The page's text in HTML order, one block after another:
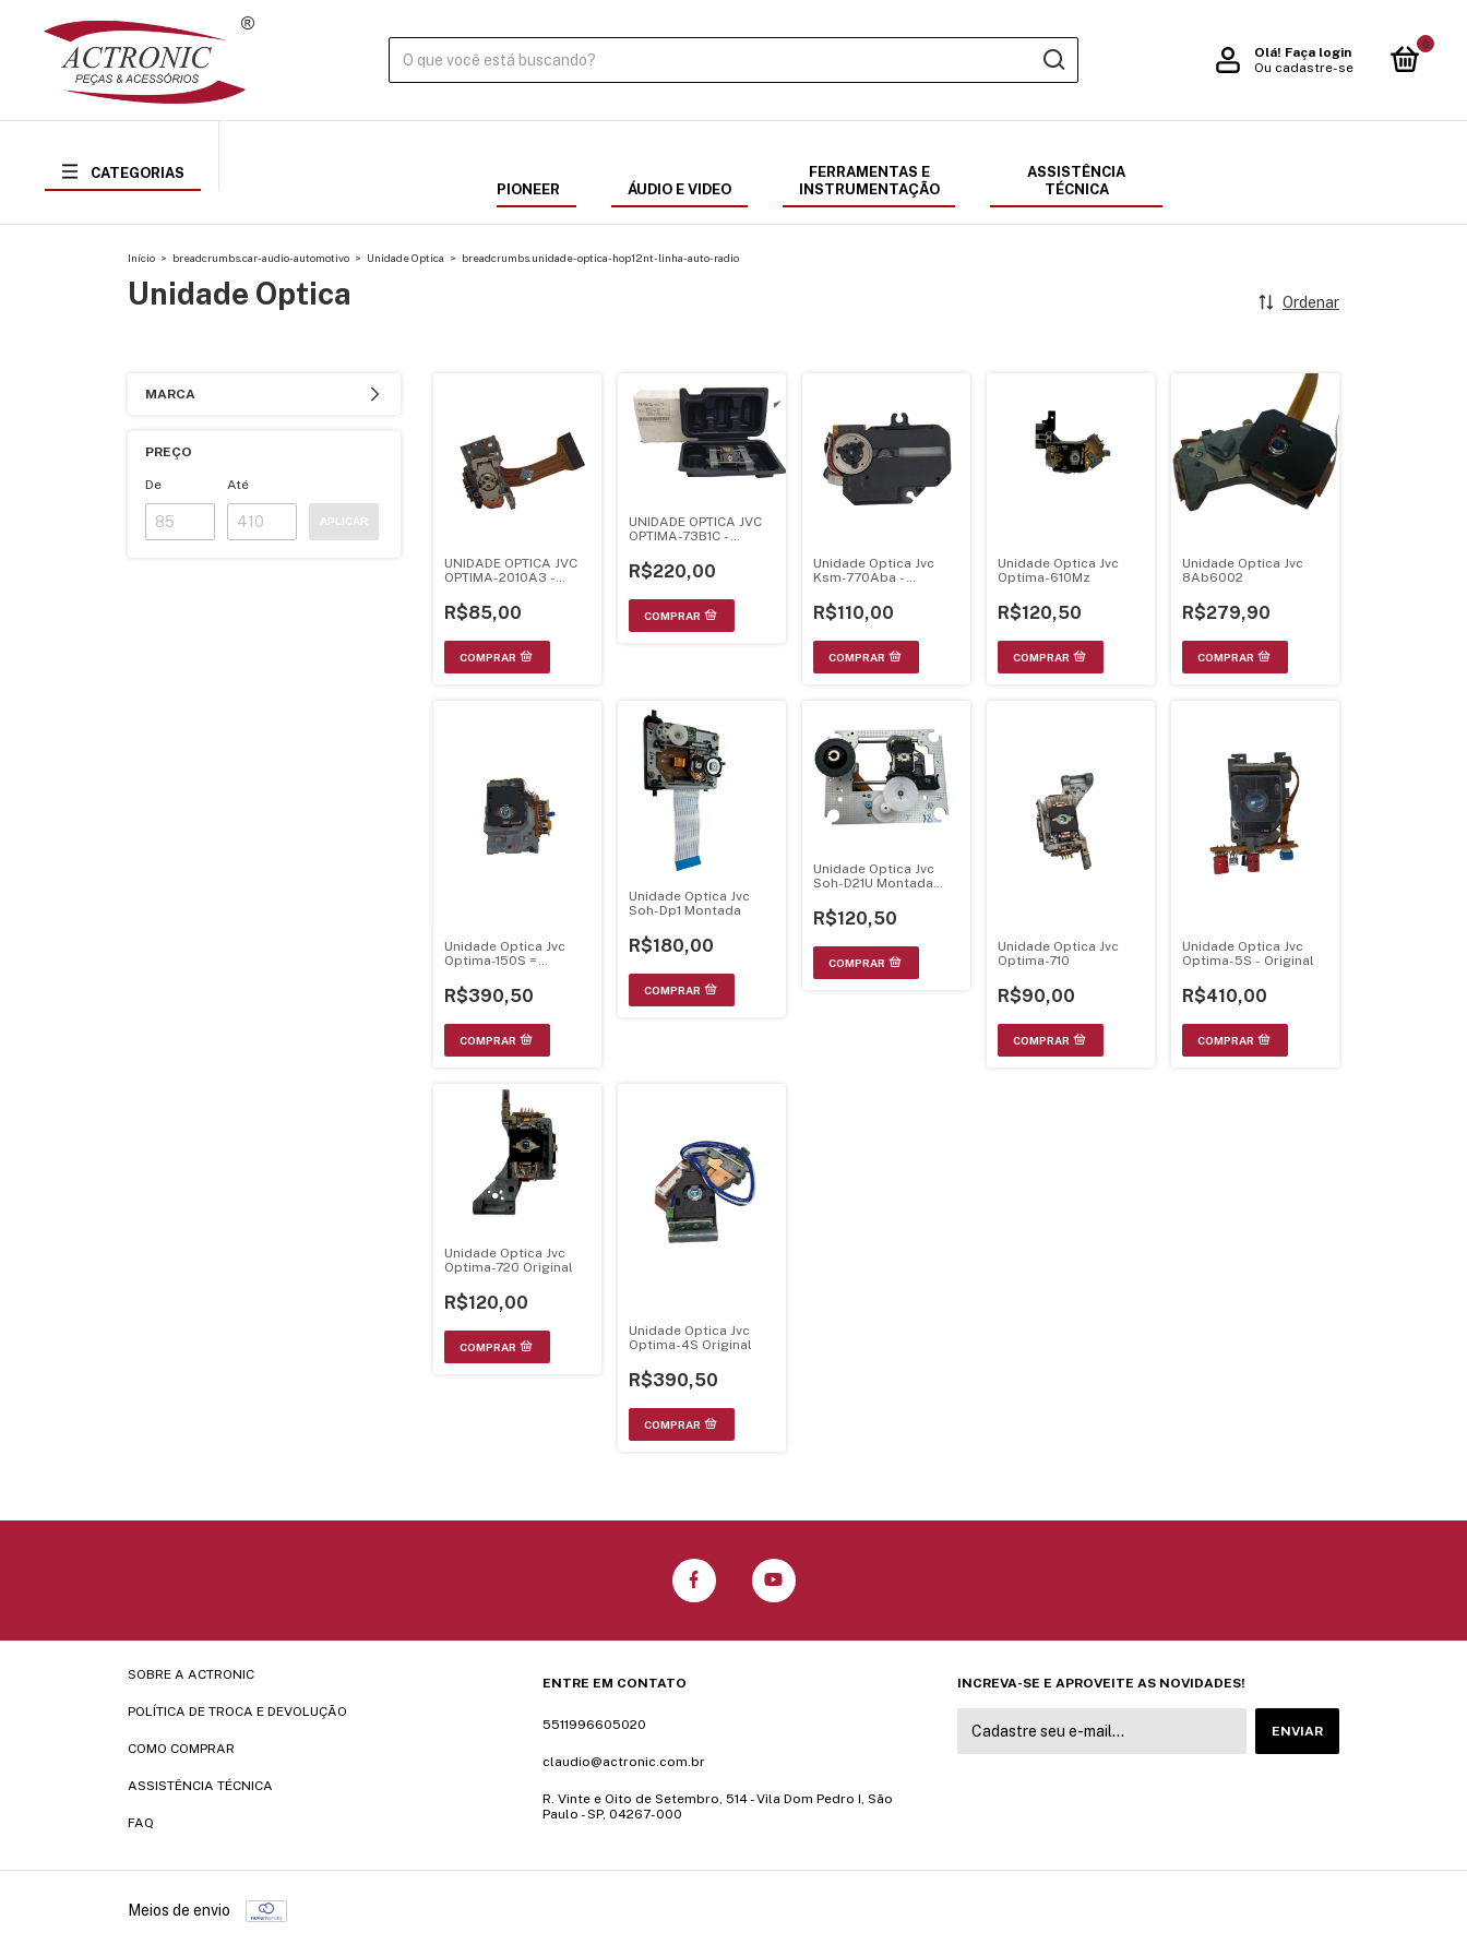
Olá! Faça login
Ou cadastre-se
0
CATEGORIAS
PIONEER
ÁUDIO E VIDEO
FERRAMENTAS E
INSTRUMENTAÇÃO
ASSISTÊNCIA
TÉCNICA
Início > breadcrumbs.car-audio-automotivo > Unidade Optica > breadcrumbs.unidade-optica-hop12nt-linha-auto-radio
Unidade Optica Ordenar
MARCA
PREÇO
De Até
APLICAR
UNIDADE OPTICA JVC
OPTIMA-2010A3 -
R$85,00
UNIDADE OPTICA JVC
OPTIMA-73B1C -
R$220,00
Unidade Optica Jvc
Ksm-770Aba -
R$110,00
Unidade Optica Jvc
Optima-610Mz
R$120,50
Unidade Optica Jvc
8Ab6002
R$279,90
Unidade Optica Jvc
Optima-150S =
R$390,50
Unidade Optica Jvc
Soh-Dp1 Montada
R$180,00
Unidade Optica Jvc
Soh-D21U Montada
00130A
R$120,50
Unidade Optica Jvc
Optima-710
R$90,00
Unidade Optica Jvc
Optima-5S - Original
R$410,00
Unidade Optica Jvc
Optima-720 Original
R$120,00
Unidade Optica Jvc
Optima-4S Original
R$390,50
SOBRE A ACTRONIC
POLÍTICA DE TROCA E DEVOLUÇÃO
COMO COMPRAR
ASSISTÊNCIA TÉCNICA
FAQ
ENTRE EM CONTATO
5511996605020
claudio@actronic.com.br
R. Vinte e Oito de Setembro, 514 - Vila Dom Pedro I, São
Paulo - SP, 04267-000
INCREVA-SE E APROVEITE AS NOVIDADES!
Meios de envio